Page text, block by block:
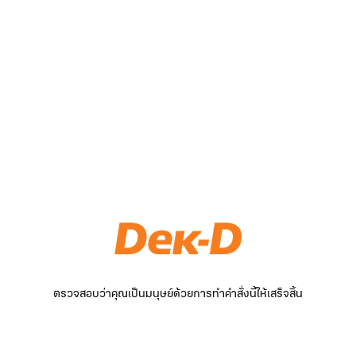
ตรวจสอบว่าคุณเป็นมนุษย์ด้วยการทำคำสั่งนี้ให้เสร็จสิ้น